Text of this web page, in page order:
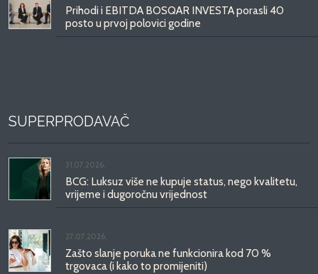
Prihodi i EBITDA BOSQAR INVESTA porasli 40
posto u prvoj polovici godine
SUPERPRODAVAČ
31.07.2026.
BCG: Luksuz više ne kupuje status, nego kvalitetu,
vrijeme i dugoročnu vrijednost
27.07.2026.
Zašto slanje poruka ne funkcionira kod 70 %
trgovaca (i kako to promijeniti)